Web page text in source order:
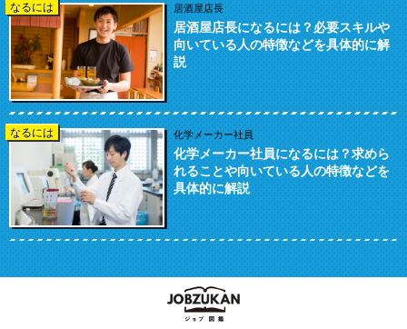
なるには 居酒屋店長
居酒屋店長になるには？必要スキルや
向いている人の特徴などを具体的に解
説
なるには 化学メーカー社員
化学メーカー社員になるには？求めら
れることや向いている人の特徴などを
具体的に解説